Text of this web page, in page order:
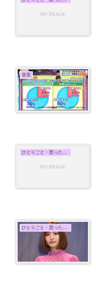
皇室
ひとりごと・思ったこと